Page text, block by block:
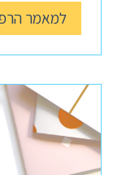
למאמר